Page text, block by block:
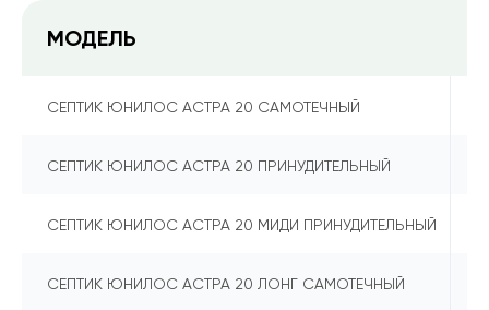
МОДЕЛЬ
СЕПТИК ЮНИЛОС АСТРА 20 САМОТЕЧНЫЙ
СЕПТИК ЮНИЛОС АСТРА 20 ПРИНУДИТЕЛЬНЫЙ
СЕПТИК ЮНИЛОС АСТРА 20 МИДИ ПРИНУДИТЕЛЬНЫЙ
СЕПТИК ЮНИЛОС АСТРА 20 ЛОНГ САМОТЕЧНЫЙ